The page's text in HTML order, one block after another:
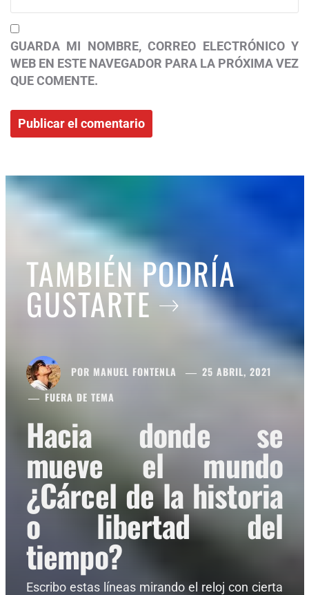
GUARDA MI NOMBRE, CORREO ELECTRÓNICO Y
WEB EN ESTE NAVEGADOR PARA LA PRÓXIMA VEZ
QUE COMENTE.
TAMBIÉN PODRÍA
GUSTARTE
POR MANUEL FONTENLA
25 ABRIL, 2021
FUERA DE TEMA
Hacia donde se
mueve el mundo
¿Cárcel de la historia
o libertad del
tiempo?
Escribo estas líneas mirando el reloj con cierta